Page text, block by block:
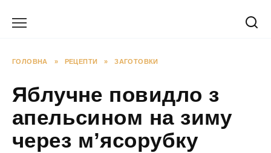
ГОЛОВНА » РЕЦЕПТИ » ЗАГОТОВКИ
Яблучне повидло з
апельсином на зиму
через м’ясорубку